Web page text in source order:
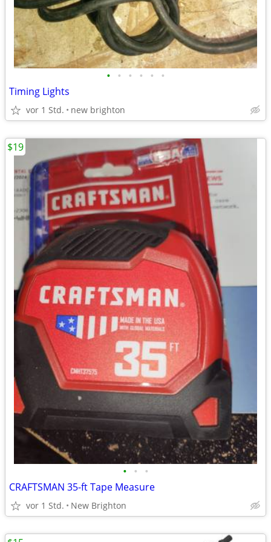
• • • • • •
Timing Lights
vor 1 Std. new brighton
• • •
CRAFTSMAN 35-ft Tape Measure
vor 1 Std. New Brighton
$19